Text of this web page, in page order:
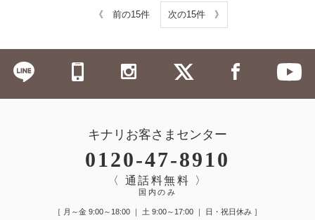
《 前の15件 次の15件 》
キナリお客さまセンター
0120-47-8910
〈 通話料無料 〉
国内のみ
［ 月～金 9:00～18:00 ｜ 土 9:00～17:00 ｜ 日・祝日休み ］